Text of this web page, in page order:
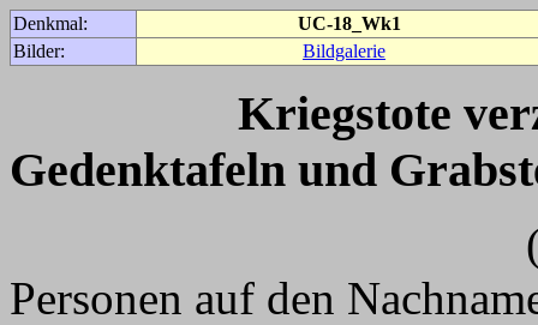
Denkmal:
UC-18_Wk1
Bilder:
Bildgalerie
Kriegstote
Gedenktafeln und
(Für weitere
Personen auf den